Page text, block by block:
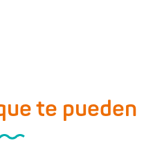
te pueden